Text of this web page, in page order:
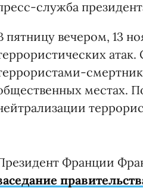
служба
пятницу вечером, 13
местах.
Франции